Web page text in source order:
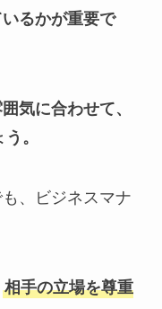
るかが重要で
気に合わせて、
。
、ビジネスマナ
相手の立場を尊重